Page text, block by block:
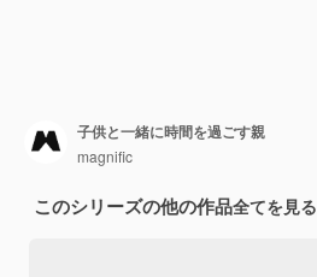
子供と一緒に時間を過ごす親
magnific
このシリーズの他の作品全てを見る